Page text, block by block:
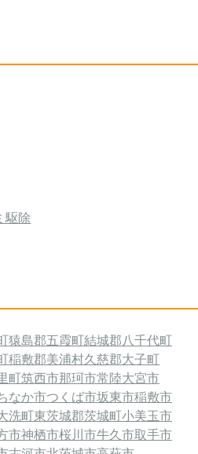
駆除
猿島郡五霞町結城郡八千代町
稲敷郡美浦村久慈郡大子町
町筑西市那珂市常陸大宮市
なか市つくば市坂東市稲敷市
洗町東茨城郡茨城町小美玉市
市神栖市桜川市牛久市取手市